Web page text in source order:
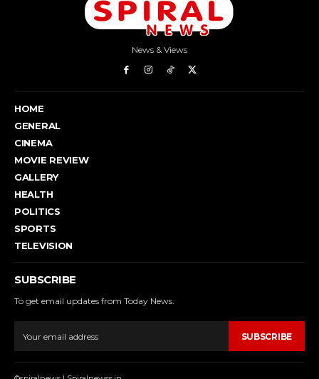
News & Views
HOME
GENERAL
CINEMA
MOVIE REVIEW
GALLERY
HEALTH
POLITICS
SPORTS
TELEVISION
SUBSCRIBE
To get email updates from Today News.
SUBSCRIBE